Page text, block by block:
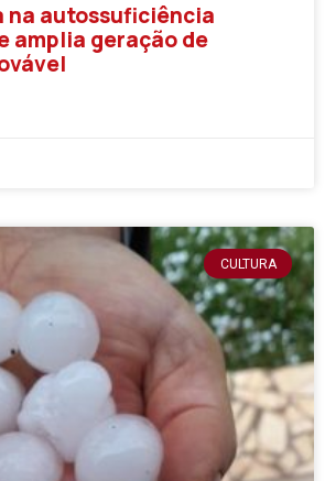
na autossuficiência
amplia geração de
CULTURA